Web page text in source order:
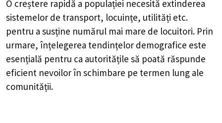
O creștere rapidă a populației necesită extinderea
sistemelor de transport, locuințe, utilități etc.
pentru a susține numărul mai mare de locuitori. Prin
urmare, înțelegerea tendințelor demografice este
esențială pentru ca autoritățile să poată răspunde
eficient nevoilor în schimbare pe termen lung ale
comunității.